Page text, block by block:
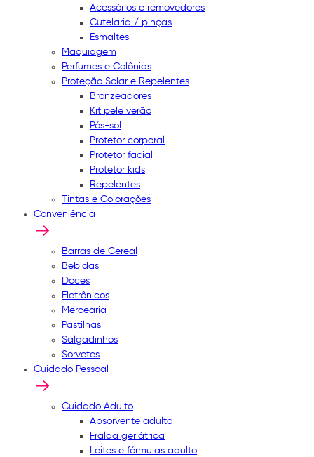
Acessórios e removedores
Cutelaria / pinças
Esmaltes
Maquiagem
Perfumes e Colônias
Proteção Solar e Repelentes
Bronzeadores
Kit pele verão
Pós-sol
Protetor corporal
Protetor facial
Protetor kids
Repelentes
Tintas e Colorações
Conveniência
Barras de Cereal
Bebidas
Doces
Eletrônicos
Mercearia
Pastilhas
Salgadinhos
Sorvetes
Cuidado Pessoal
Cuidado Adulto
Absorvente adulto
Fralda geriátrica
Leites e fórmulas adulto